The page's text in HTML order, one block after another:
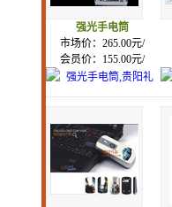
强光手电筒
市场价：265.00元/
会员价：155.00元/